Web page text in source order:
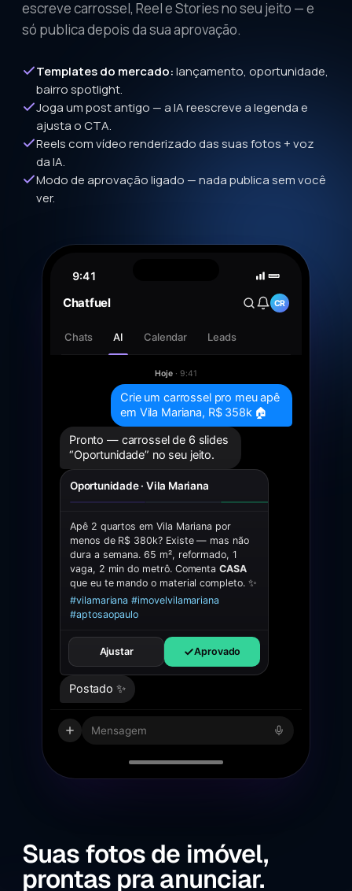
escreve carrossel, Reel e Stories no seu jeito — e
só publica depois da sua aprovação.
Templates do mercado:lançamento, oportunidade,
bairro spotlight.
Joga um post antigo — a IA reescreve a legenda e
ajusta o CTA.
Reels com vídeo renderizado das suas fotos + voz
da IA.
Modo de aprovação ligado — nada publica sem você
ver.
9:41
Chatfuel CR
Chats AI Calendar Leads
Hoje · 9:41
Crie um carrossel pro meu apê
em Vila Mariana, R$ 358k 🏠
Pronto — carrossel de 6 slides
“Oportunidade” no seu jeito.
Oportunidade · Vila Mariana
Apê 2 quartos em Vila Mariana por
menos de R$ 380k? Existe — mas não
dura a semana. 65 m², reformado, 1
vaga, 2 min do metrô. ComentaCASA
que eu te mando o material completo. ✨
#vilamariana #imovelvilamariana
#aptosaopaulo
Ajustar Aprovado
Postado ✨
Mensagem
Suas fotos de imóvel,
prontas pra anunciar.